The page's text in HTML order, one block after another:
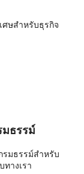
ศษสำหรับธุรกิจ
มธรรม์
รมธรรม์สำหรับ
างเรา